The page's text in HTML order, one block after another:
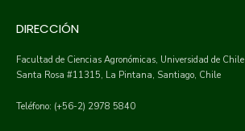
DIRECCIÓN
Facultad de Ciencias Agronómicas, Universidad de Chile
Santa Rosa #11315, La Pintana, Santiago, Chile
Teléfono: (+56-2) 2978 5840